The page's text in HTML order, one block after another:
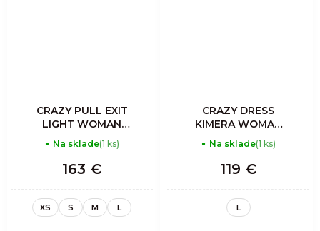
CRAZY PULL EXIT
LIGHT WOMAN
TITANIUM
Na sklade(1 ks)
163 €
XS S M L
CRAZY DRESS
KIMERA WOMAN
MANDALA
Na sklade(1 ks)
119 €
L